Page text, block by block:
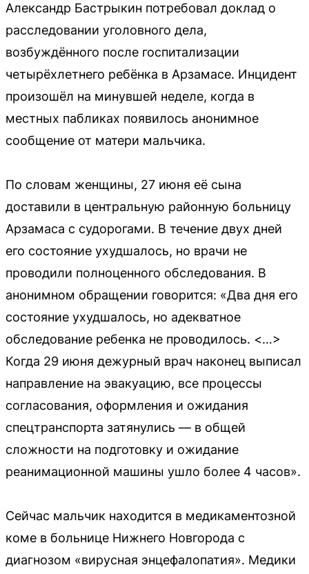
Александр Бастрыкин потребовал доклад о
расследовании уголовного дела,
возбуждённого после госпитализации
четырёхлетнего ребёнка в Арзамасе. Инцидент
произошёл на минувшей неделе, когда в
местных пабликах появилось анонимное
сообщение от матери мальчика.
По словам женщины, 27 июня её сына
доставили в центральную районную больницу
Арзамаса с судорогами. В течение двух дней
его состояние ухудшалось, но врачи не
проводили полноценного обследования. В
анонимном обращении говорится: «Два дня его
состояние ухудшалось, но адекватное
обследование ребенка не проводилось. <…>
Когда 29 июня дежурный врач наконец выписал
направление на эвакуацию, все процессы
согласования, оформления и ожидания
спецтранспорта затянулись — в общей
сложности на подготовку и ожидание
реанимационной машины ушло более 4 часов».
Сейчас мальчик находится в медикаментозной
коме в больнице Нижнего Новгорода с
диагнозом «вирусная энцефалопатия». Медики